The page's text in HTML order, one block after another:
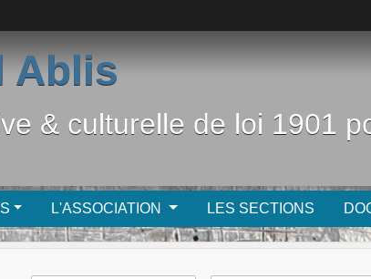
Ablis
& culturelle de loi 1901
L'ASSOCIATION LES SECTIONS